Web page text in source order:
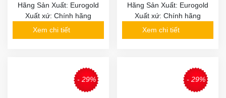
Hãng Sản Xuất: Eurogold
Xuất xứ: Chính hãng
Xem chi tiết
Hãng Sản Xuất: Eurogold
Xuất xứ: Chính hãng
Xem chi tiết
- 29% - 29%